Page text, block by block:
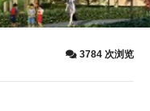
3784 次浏览